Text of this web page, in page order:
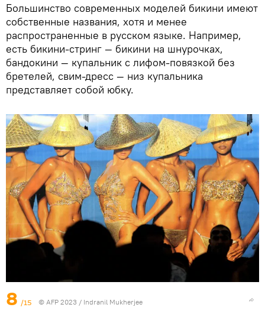
Большинство современных моделей бикини имеют
собственные названия, хотя и менее
распространенные в русском языке. Например,
есть бикини-стринг — бикини на шнурочках,
бандокини — купальник с лифом-повязкой без
бретелей, свим-дресс — низ купальника
представляет собой юбку.
8 /15 © AFP 2023 / Indranil Mukherjee